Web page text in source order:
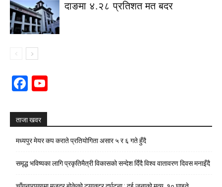
दाङमा ४.२८ प्रतिशत मत बदर
Facebook
ताजा खवर
मध्यपुर मेयर कप कराते प्रतियोगिता असार ५ र ६ गते हुँदै
समृद्ध भविष्यका लागि प्रकृतिमैत्री विकासको सन्देश दिँदै विश्व वातावरण दिवस मनाइँदै